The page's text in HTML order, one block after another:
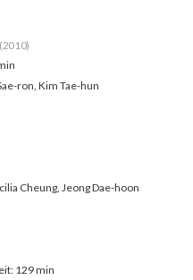
(2010)
ron, Kim Tae-hun
Cheung, Jeong Dae-hoon
129 min